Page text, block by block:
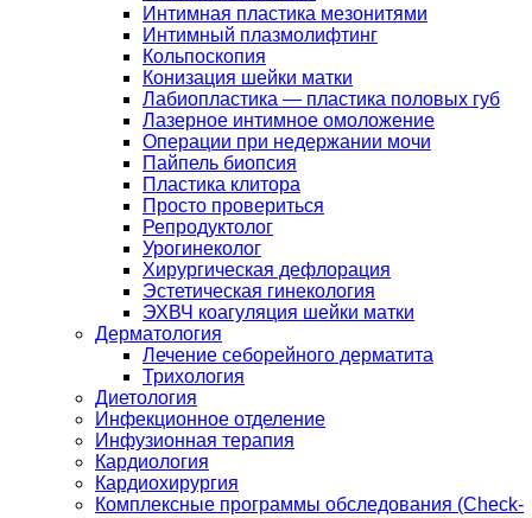
Интимная пластика мезонитями
Интимный плазмолифтинг
Кольпоскопия
Конизация шейки матки
Лабиопластика — пластика половых губ
Лазерное интимное омоложение
Операции при недержании мочи
Пайпель биопсия
Пластика клитора
Просто провериться
Репродуктолог
Урогинеколог
Хирургическая дефлорация
Эстетическая гинекология
ЭХВЧ коагуляция шейки матки
Дерматология
Лечение себорейного дерматита
Трихология
Диетология
Инфекционное отделение
Инфузионная терапия
Кардиология
Кардиохирургия
Комплексные программы обследования (Check-